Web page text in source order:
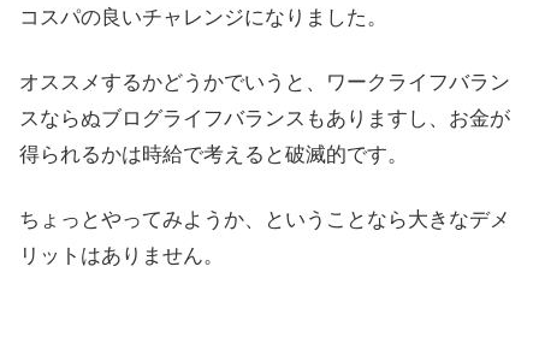
コスパの良いチャレンジになりました。
オススメするかどうかでいうと、ワークライフバラン
スならぬブログライフバランスもありますし、お金が
得られるかは時給で考えると破滅的です。
ちょっとやってみようか、ということなら大きなデメ
リットはありません。